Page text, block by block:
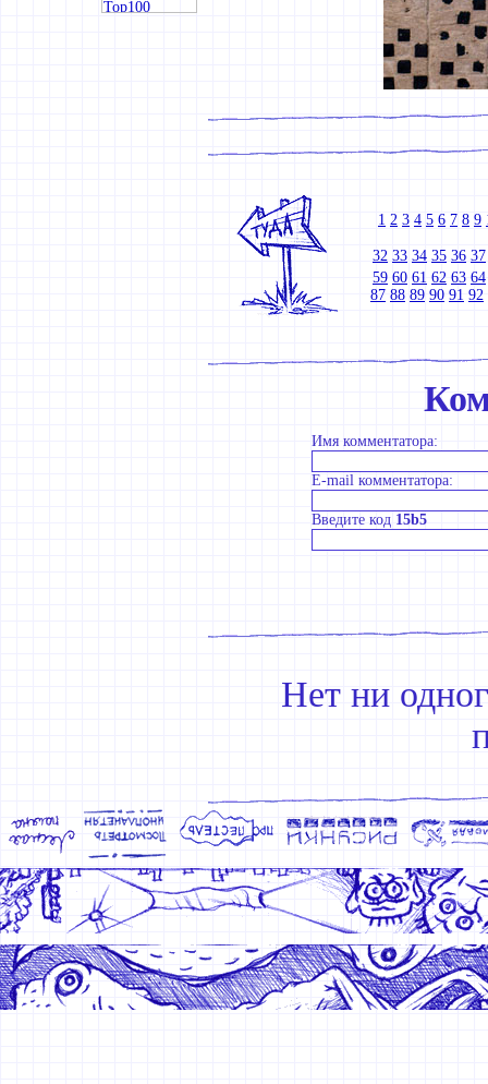
1 2 3 4 5 6 7 8 9
32 33 34 35 36 37
59 60 61 62 63 64
87 88 89 90 91 92
Имя комментатора:
E-mail комментатора:
Введите код 15b5
Нет ни